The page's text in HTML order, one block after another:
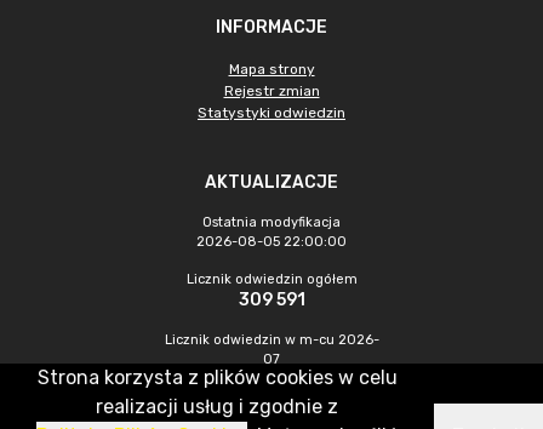
INFORMACJE
Mapa strony
Rejestr zmian
Statystyki odwiedzin
AKTUALIZACJE
Ostatnia modyfikacja
2026-08-05 22:00:00
Licznik odwiedzin ogółem
309 591
Licznik odwiedzin w m-cu 2026-
07
289
Strona korzysta z plików cookies w celu
realizacji usług i zgodnie z